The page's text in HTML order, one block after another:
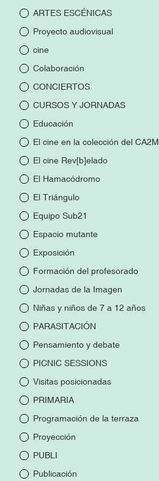
ARTES ESCÉNICAS
Proyecto audiovisual
cine
Colaboración
CONCIERTOS
CURSOS Y JORNADAS
Educación
El cine en la colección del CA2M
El cine Rev[b]elado
El Hamacódromo
El Triángulo
Equipo Sub21
Espacio mutante
Exposición
Formación del profesorado
Jornadas de la Imagen
Niñas y niños de 7 a 12 años
PARASITACIÓN
Pensamiento y debate
PICNIC SESSIONS
Visitas posicionadas
PRIMARIA
Programación de la terraza
Proyección
PUBLI
Publicación